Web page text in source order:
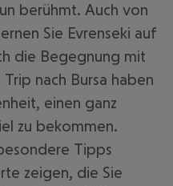
berühmt. Auch von
Sie Evrenseki auf
die Begegnung mit
nach Bursa haben
einen ganz
zu bekommen.
Tipps
zeigen, die Sie